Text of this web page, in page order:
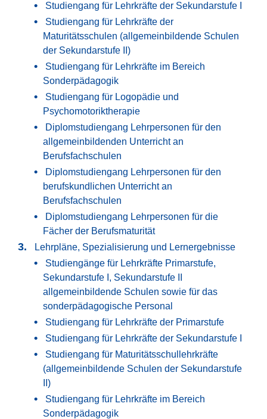
Studiengang für Lehrkräfte der Sekundarstufe I
Studiengang für Lehrkräfte der
Maturitätsschulen (allgemeinbildende Schulen
der Sekundarstufe II)
Studiengang für Lehrkräfte im Bereich
Sonderpädagogik
Studiengang für Logopädie und
Psychomotoriktherapie
Diplomstudiengang Lehrpersonen für den
allgemeinbildenden Unterricht an
Berufsfachschulen
Diplomstudiengang Lehrpersonen für den
berufskundlichen Unterricht an
Berufsfachschulen
Diplomstudiengang Lehrpersonen für die
Fächer der Berufsmaturität
Lehrpläne, Spezialisierung und Lernergebnisse
Studiengänge für Lehrkräfte Primarstufe,
Sekundarstufe I, Sekundarstufe II
allgemeinbildende Schulen sowie für das
sonderpädagogische Personal
Studiengang für Lehrkräfte der Primarstufe
Studiengang für Lehrkräfte der Sekundarstufe I
Studiengang für Maturitätsschullehrkräfte
(allgemeinbildende Schulen der Sekundarstufe
II)
Studiengang für Lehrkräfte im Bereich
Sonderpädagogik